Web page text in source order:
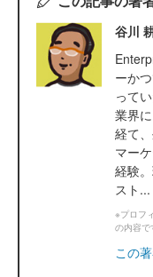
谷川
ーか
って
業界
経て
マー
経験
スト...
※プロフ
の内容で
この